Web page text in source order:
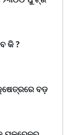
କି ?
ବଡ଼